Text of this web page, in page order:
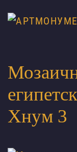
Хнум 3